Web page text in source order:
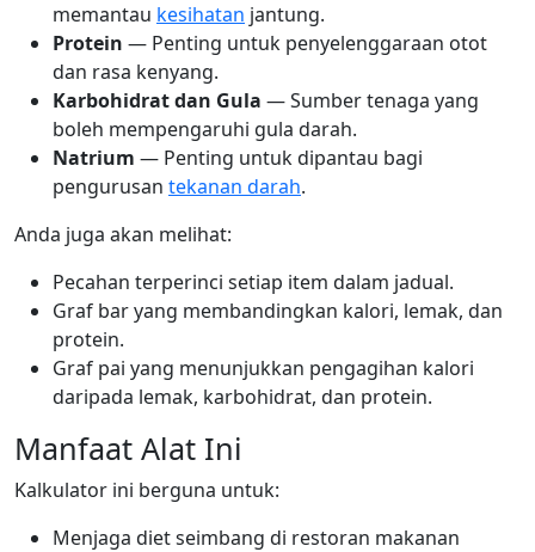
memantau kesihatan jantung.
Protein — Penting untuk penyelenggaraan otot
dan rasa kenyang.
Karbohidrat dan Gula — Sumber tenaga yang
boleh mempengaruhi gula darah.
Natrium — Penting untuk dipantau bagi
pengurusan tekanan darah.
Anda juga akan melihat:
Pecahan terperinci setiap item dalam jadual.
Graf bar yang membandingkan kalori, lemak, dan
protein.
Graf pai yang menunjukkan pengagihan kalori
daripada lemak, karbohidrat, dan protein.
Manfaat Alat Ini
Kalkulator ini berguna untuk:
Menjaga diet seimbang di restoran makanan